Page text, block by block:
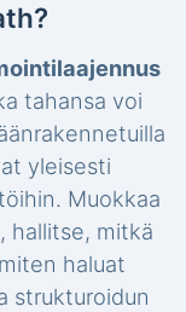
tahansa voi
yleisesti
Muokkaa
hallitse, mitkä
haluat
strukturoidun